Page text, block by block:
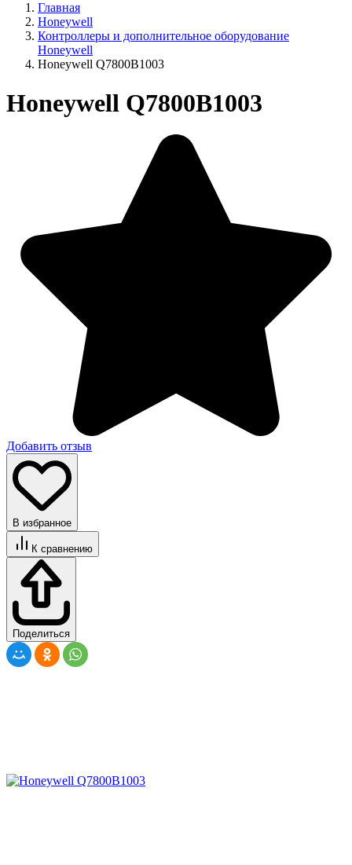
Главная
Honeywell
Контроллеры и дополнительное оборудование
Honeywell
Honeywell Q7800B1003
Honeywell Q7800B1003
Добавить отзыв
В избранное
К сравнению
Поделиться